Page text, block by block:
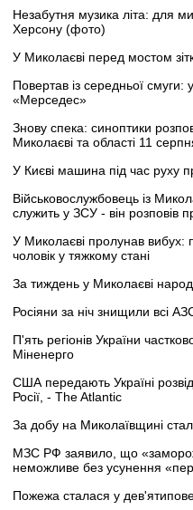
Незабутня музика літа: для
Херсону (фото)
У Миколаєві перед мостом
Повертав із середньої смуги:
«Мерседес»
Знову спека: синоптики
Миколаєві та області 11
У Києві машина під час руху
Військовослужбовець із
служить у ЗСУ - він розповів
У Миколаєві пролунав вибух:
чоловік у тяжкому стані
За тиждень у Миколаєві
Росіяни за ніч знищили всі
П'ять регіонів України
Міненерго
США передають Україні
Росії, - The Atlantic
За добу на Миколаївщині
МЗС РФ заявило, що
неможливе без усунення
Пожежа сталася у